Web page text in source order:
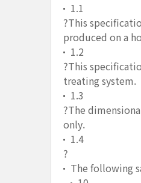
1.1
?This
produced on a
1.2
?This
treating system.
1.3
?The
only.
1.4
?
The following